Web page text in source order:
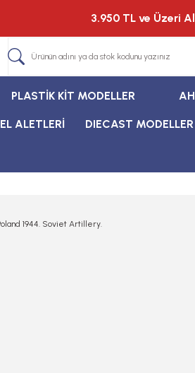
3.950 TL ve Üzeri
PLASTİK KİT MODELLER
EL ALETLERİ DIECAST MODELLER